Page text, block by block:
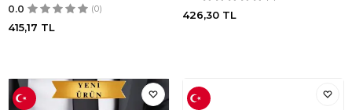
0.0 (0)
415,17 TL
426,30 TL